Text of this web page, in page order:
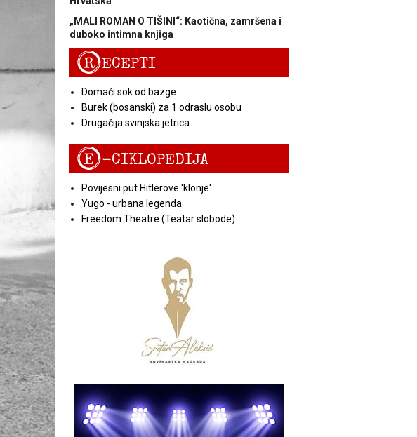
„MALI ROMAN O TIŠINI“: Kaotična, zamršena i
duboko intimna knjiga
RECEPTI
Domaći sok od bazge
Burek (bosanski) za 1 odraslu osobu
Drugačija svinjska jetrica
E-CIKLOPEDIJA
Povijesni put Hitlerove 'klonje'
Yugo - urbana legenda
Freedom Theatre (Teatar slobode)